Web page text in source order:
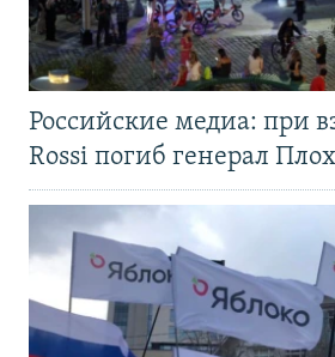
Российские медиа: при
Rossi погиб генерал